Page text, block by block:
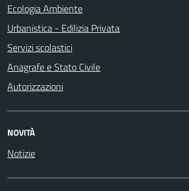
Ecologia Ambiente
Urbanistica - Edilizia Privata
Servizi scolastici
Anagrafe e Stato Civile
Autorizzazioni
NOVITÀ
Notizie